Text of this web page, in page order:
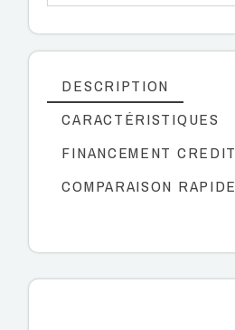
DESCRIPTION
CARACTÉRISTIQUES
FINANCEMENT CREDIT
COMPARAISON RAPIDE